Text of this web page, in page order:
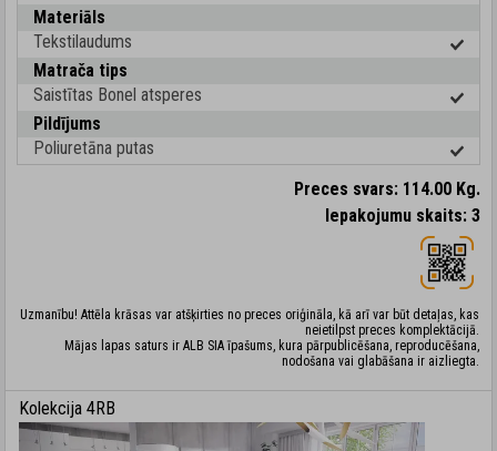
Materiāls
Tekstilaudums
Matrača tips
Saistītas Bonel atsperes
Pildījums
Poliuretāna putas
Preces svars: 114.00 Kg.
Iepakojumu skaits: 3
Uzmanību! Attēla krāsas var atšķirties no preces oriģināla, kā arī var būt detaļas, kas
neietilpst preces komplektācijā.
Mājas lapas saturs ir ALB SIA īpašums, kura pārpublicēšana, reproducēšana,
nodošana vai glabāšana ir aizliegta.
Kolekcija 4RB